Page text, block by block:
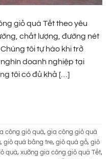
giỏ quà Tết theo yêu
chất lượng, đường nét
tôi tự hào khi trở
doanh nghiệp tại
tôi có đủ khả […]
công giỏ quà, gia công giỏ quà
, giỏ quà bằng tre, giỏ quà gỗ, giỏ
quà, xưởng gia công giỏ quà Tết,